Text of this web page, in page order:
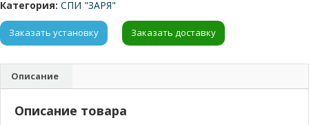
Категория: СПИ "ЗАРЯ"
Заказать установку Заказать доставку
Описание
Описание товара